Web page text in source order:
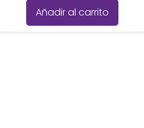
Añadir al carrito